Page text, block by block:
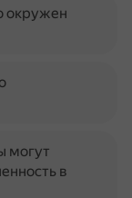
окружен
могут
в